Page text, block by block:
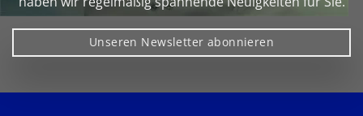
Unseren Newsletter abonnieren